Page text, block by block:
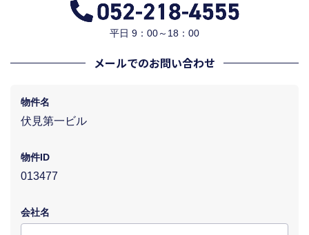
平日 9：00～18：00
メールでのお問い合わせ
物件名
伏見第一ビル
物件ID
013477
会社名